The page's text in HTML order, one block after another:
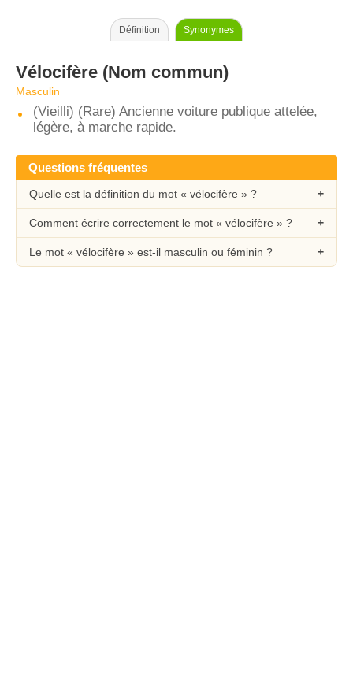
Définition Synonymes
Vélocifère (Nom commun)
Masculin
(Vieilli) (Rare) Ancienne voiture publique attelée,
légère, à marche rapide.
Questions fréquentes
Quelle est la définition du mot « vélocifère » ?
Comment écrire correctement le mot « vélocifère » ?
Le mot « vélocifère » est-il masculin ou féminin ?